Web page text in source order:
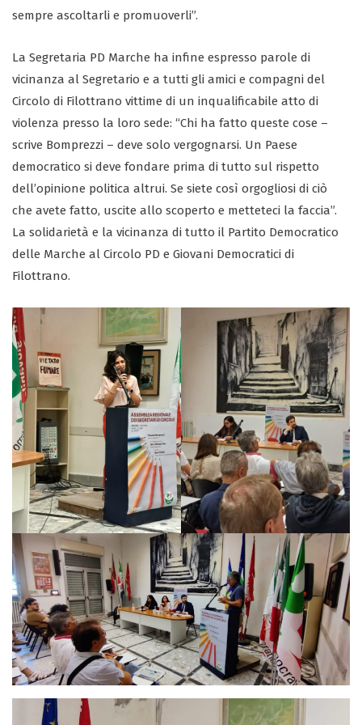
sempre ascoltarli e promuoverli”.
La Segretaria PD Marche ha infine espresso parole di
vicinanza al Segretario e a tutti gli amici e compagni del
Circolo di Filottrano vittime di un inqualificabile atto di
violenza presso la loro sede: “Chi ha fatto queste cose –
scrive Bomprezzi – deve solo vergognarsi. Un Paese
democratico si deve fondare prima di tutto sul rispetto
dell’opinione politica altrui. Se siete così orgogliosi di ciò
che avete fatto, uscite allo scoperto e metteteci la faccia”.
La solidarietà e la vicinanza di tutto il Partito Democratico
delle Marche al Circolo PD e Giovani Democratici di
Filottrano.